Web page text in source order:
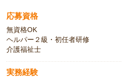
応募資格
無資格OK
ヘルパー２級・初任者研修
介護福祉士
実務経験